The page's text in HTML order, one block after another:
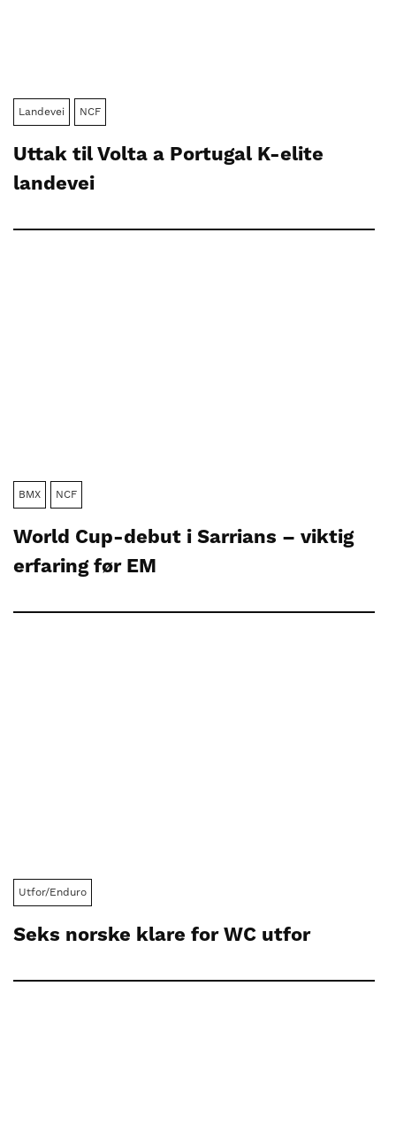
Landevei NCF
Uttak til Volta a Portugal K-elite
landevei
BMX NCF
World Cup-debut i Sarrians – viktig
erfaring før EM
Utfor/Enduro
Seks norske klare for WC utfor